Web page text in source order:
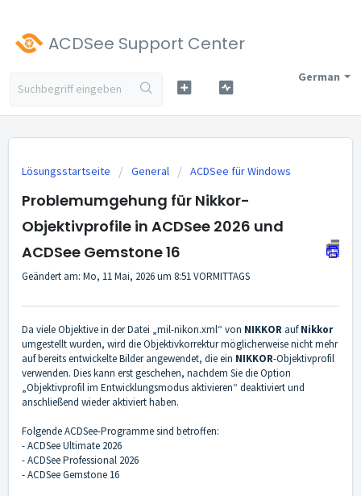
ACDSee Support Center
German
Lösungsstartseite General ACDSee für Windows
Problemumgehung für Nikkor-
Objektivprofile in ACDSee 2026 und
ACDSee Gemstone 16
Geändert am: Mo, 11 Mai, 2026 um 8:51 VORMITTAGS
Da viele Objektive in der Datei „mil-nikon.xml“ von NIKKOR aufNikkor
umgestellt wurden, wird die Objektivkorrektur möglicherweise nicht mehr
auf bereits entwickelte Bilder angewendet, die ein NIKKOR-Objektivprofil
verwenden. Dies kann erst geschehen, nachdem Sie die Option
„Objektivprofil im Entwicklungsmodus aktivieren“ deaktiviert und
anschließend wieder aktiviert haben.
Folgende ACDSee-Programme sind betroffen:
- ACDSee Ultimate 2026
- ACDSee Professional 2026
- ACDSee Gemstone 16